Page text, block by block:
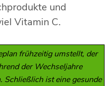
und
Vitamin C.
frühzeitig umstellt, der
der Wechseljahre
Schließlich ist eine gesunde